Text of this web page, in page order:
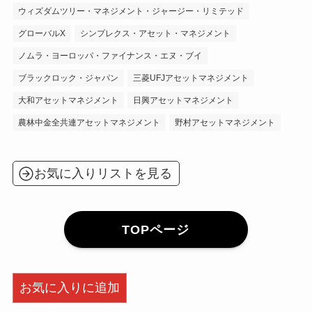
ウィズダムツリー・マネジメント・ジャージー・リミテッド
グローバルX シンプレクス・アセット・マネジメント
ノムラ・ヨーロッパ・ファイナンス・エヌ・ブイ
ブラックロック・ジャパン 三菱UFJアセットマネジメント
大和アセットマネジメント 日興アセットマネジメント
農林中金全共連アセットマネジメント 野村アセットマネジメント
お気に入りリストを見る
TOPページ
お気に入りに追加